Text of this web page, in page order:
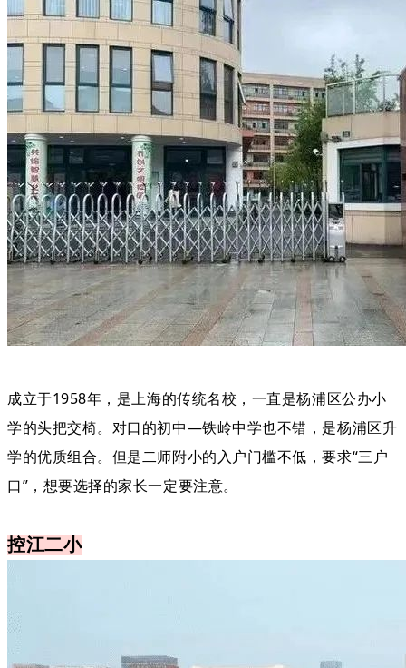
成立于1958年，是上海的传统名校，一直是杨浦区公办小
学的头把交椅。对口的初中—铁岭中学也不错，是杨浦区升
学的优质组合。但是二师附小的入户门槛不低，要求“三户
口”，想要选择的家长一定要注意。
控江二小